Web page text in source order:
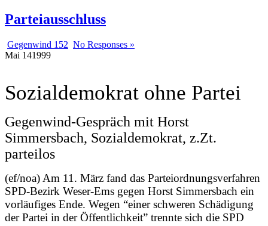
Parteiausschluss
Gegenwind 152 No Responses »
Mai 141999
Sozialdemokrat ohne Partei
Gegenwind-Gespräch mit Horst
Simmersbach, Sozialdemokrat, z.Zt.
parteilos
(ef/noa) Am 11. März fand das Parteiordnungsverfahren
SPD-Bezirk Weser-Ems gegen Horst Simmersbach ein
vorläufiges Ende. Wegen “einer schweren Schädigung
der Partei in der Öffentlichkeit” trennte sich die SPD